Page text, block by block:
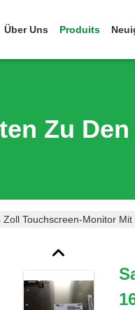
Über Uns Produits
Zu
Zoll Touchscreen-Monitor